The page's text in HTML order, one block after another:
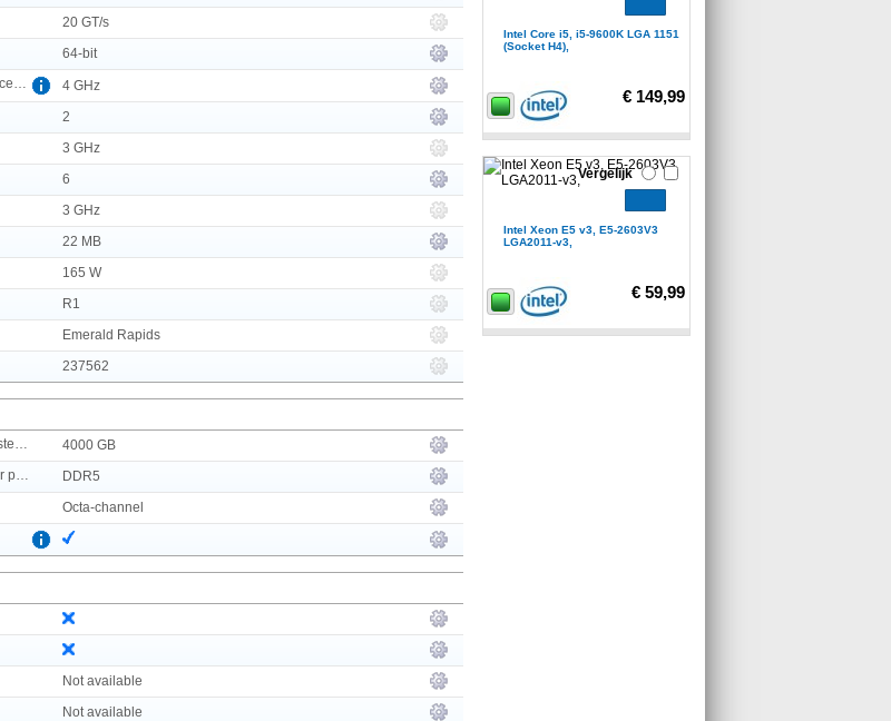
20 GT/s
64-bit
4 GHz
2
3 GHz
6
3 GHz
22 MB
165 W
R1
Emerald Rapids
237562
4000 GB
DDR5
Octa-channel
Not available
Not available
Intel Core i5, i5-9600K LGA 1151
(Socket H4),
€ 149,99
Intel Xeon E5 v3, E5-2603V3
LGA2011-v3,
€ 59,99
Vergelijk